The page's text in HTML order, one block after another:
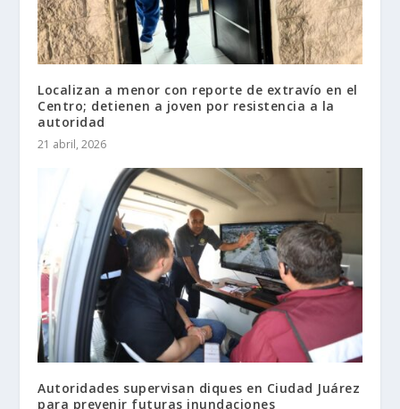
Localizan a menor con reporte de extravío en el
Centro; detienen a joven por resistencia a la
autoridad
21 abril, 2026
Autoridades supervisan diques en Ciudad Juárez
para prevenir futuras inundaciones